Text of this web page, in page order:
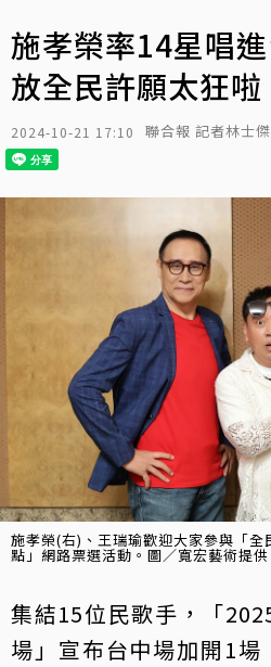
施孝榮率14星唱
放全民許願太狂啦
2024-10-21 17:10 聯合報 記者林士
施孝榮(右)、王瑞瑜歡迎大家參與「
點」網路票選活動。圖／寬宏藝術提供
集結15位民歌手，「
場」宣布台中場加開1